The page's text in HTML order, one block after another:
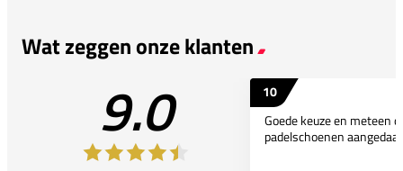
Wat zeggen onze klanten
9.0
10
Goede keuze en meteen
padelschoenen